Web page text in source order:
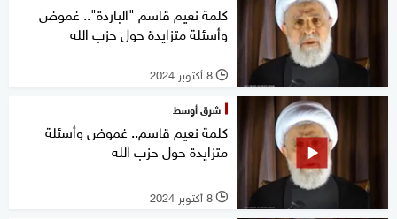
كلمة نعيم قاسم "الباردة".. غموض
وأسئلة متزايدة حول حزب الله
l 8 أكتوبر 2024
شرق أوسط
كلمة نعيم قاسم.. غموض وأسئلة
متزايدة حول حزب الله
l 8 أكتوبر 2024